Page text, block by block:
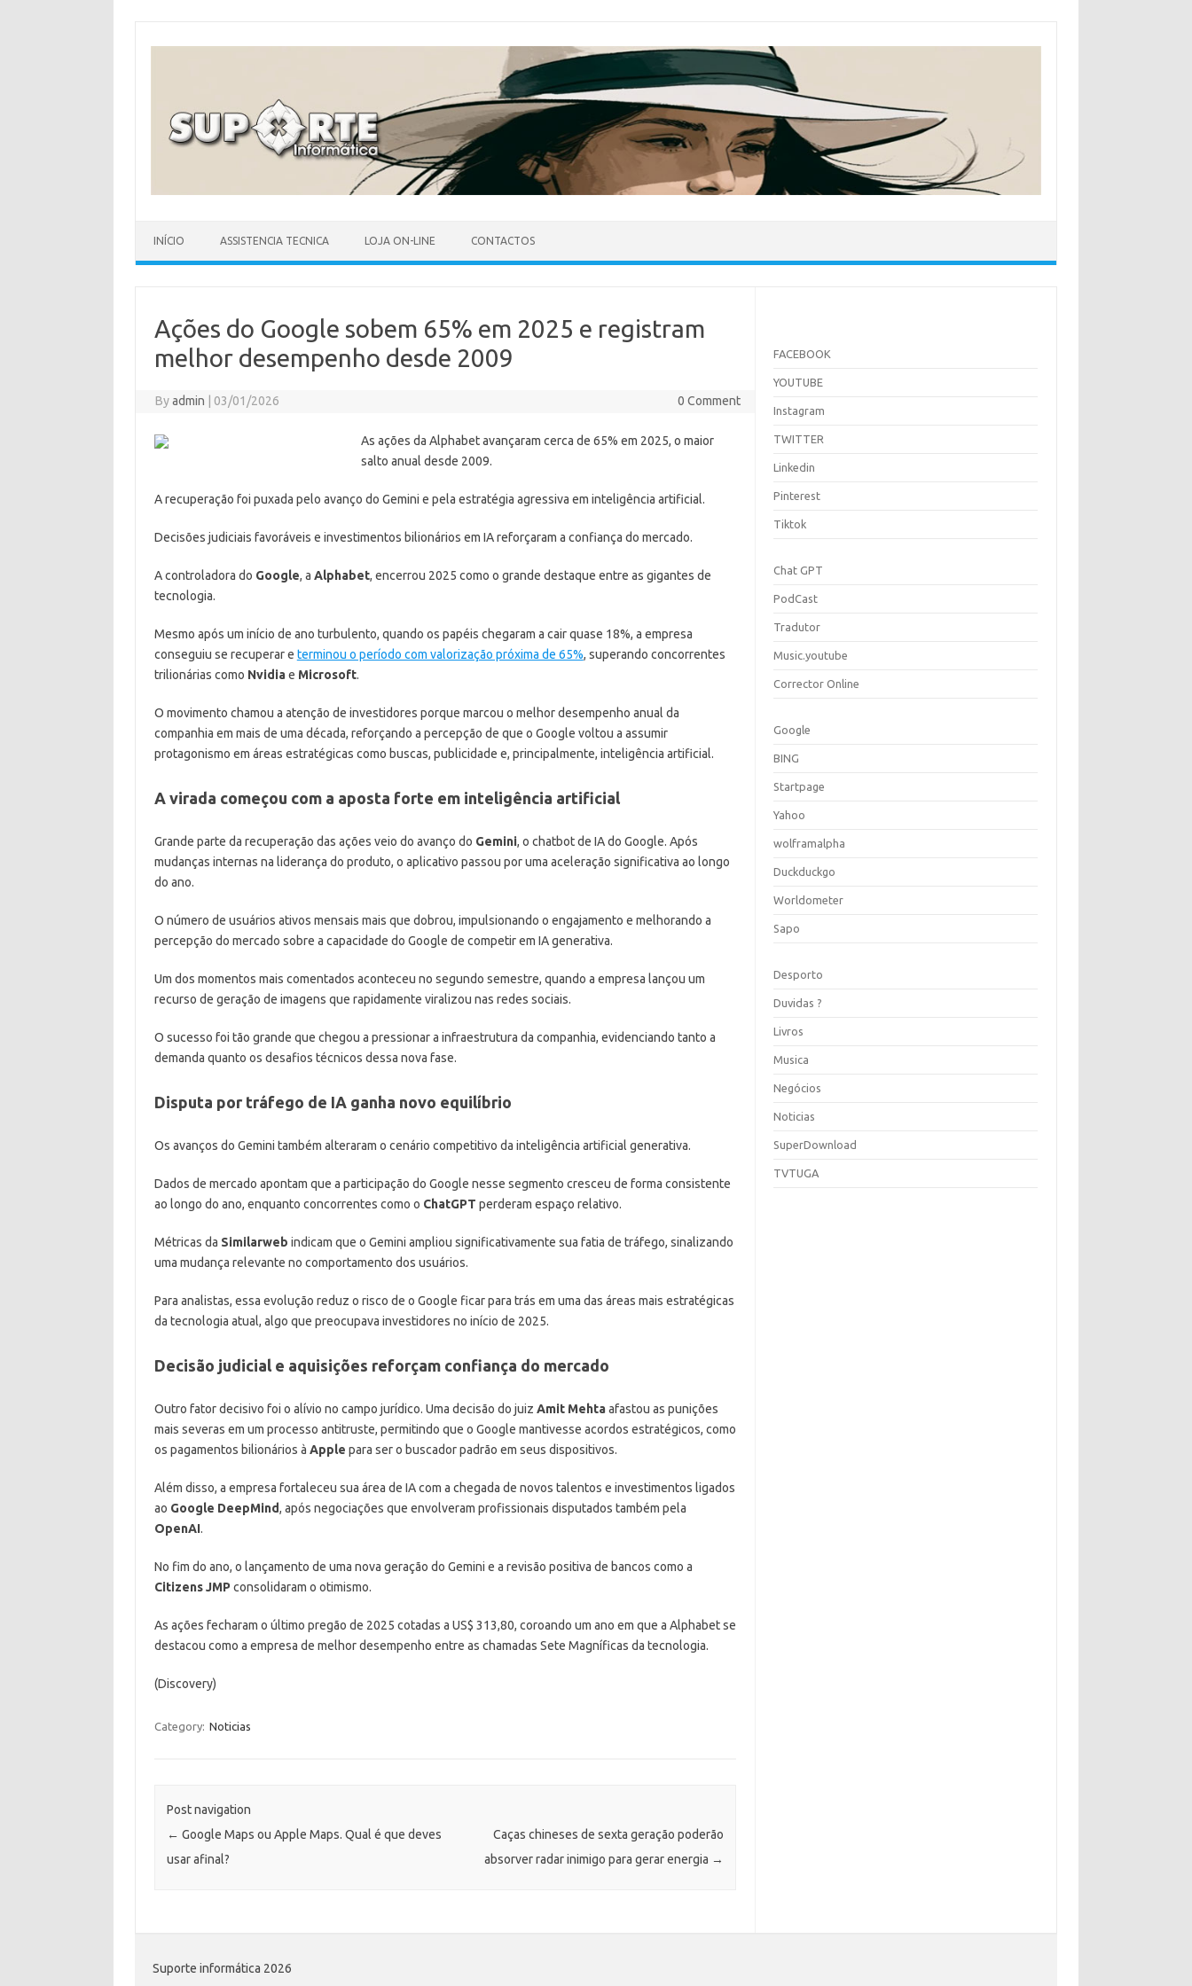
INÍCIO ASSISTENCIA TECNICA LOJA ON-LINE CONTACTOS
Ações do Google sobem 65% em 2025 e registram
melhor desempenho desde 2009
Byadmin 03/01/2026 0 Comment
As ações da Alphabet avançaram cerca de 65% em 2025, o maior
salto anual desde 2009.
A recuperação foi puxada pelo avanço do Gemini e pela estratégia agressiva em inteligência artificial.
Decisões judiciais favoráveis e investimentos bilionários em IA reforçaram a confiança do mercado.
A controladora do Google, a Alphabet, encerrou 2025 como o grande destaque entre as gigantes de
tecnologia.
Mesmo após um início de ano turbulento, quando os papéis chegaram a cair quase 18%, a empresa
conseguiu se recuperar e terminou o período com valorização próxima de 65%, superando concorrentes
trilionárias como Nvidiae Microsoft.
O movimento chamou a atenção de investidores porque marcou o melhor desempenho anual da
companhia em mais de uma década, reforçando a percepção de que o Google voltou a assumir
protagonismo em áreas estratégicas como buscas, publicidade e, principalmente, inteligência artificial.
A virada começou com a aposta forte em inteligência artificial
Grande parte da recuperação das ações veio do avanço do Gemini, o chatbot de IA do Google. Após
mudanças internas na liderança do produto, o aplicativo passou por uma aceleração significativa ao longo
do ano.
O número de usuários ativos mensais mais que dobrou, impulsionando o engajamento e melhorando a
percepção do mercado sobre a capacidade do Google de competir em IA generativa.
Um dos momentos mais comentados aconteceu no segundo semestre, quando a empresa lançou um
recurso de geração de imagens que rapidamente viralizou nas redes sociais.
O sucesso foi tão grande que chegou a pressionar a infraestrutura da companhia, evidenciando tanto a
demanda quanto os desafios técnicos dessa nova fase.
Disputa por tráfego de IA ganha novo equilíbrio
Os avanços do Gemini também alteraram o cenário competitivo da inteligência artificial generativa.
Dados de mercado apontam que a participação do Google nesse segmento cresceu de forma consistente
ao longo do ano, enquanto concorrentes como o ChatGPT perderam espaço relativo.
Métricas da Similarweb indicam que o Gemini ampliou significativamente sua fatia de tráfego, sinalizando
uma mudança relevante no comportamento dos usuários.
Para analistas, essa evolução reduz o risco de o Google ficar para trás em uma das áreas mais estratégicas
da tecnologia atual, algo que preocupava investidores no início de 2025.
Decisão judicial e aquisições reforçam confiança do mercado
Outro fator decisivo foi o alívio no campo jurídico. Uma decisão do juiz Amit Mehtaafastou as punições
mais severas em um processo antitruste, permitindo que o Google mantivesse acordos estratégicos, como
os pagamentos bilionários à Apple para ser o buscador padrão em seus dispositivos.
Além disso, a empresa fortaleceu sua área de IA com a chegada de novos talentos e investimentos ligados
ao Google DeepMind, após negociações que envolveram profissionais disputados também pela
OpenAI.
No fim do ano, o lançamento de uma nova geração do Gemini e a revisão positiva de bancos como a
Citizens JMP consolidaram o otimismo.
As ações fecharam o último pregão de 2025 cotadas a US$ 313,80, coroando um ano em que a Alphabet se
destacou como a empresa de melhor desempenho entre as chamadas Sete Magníficas da tecnologia.
(Discovery)
Category: Noticias
Post navigation
← Google Maps ou Apple Maps. Qual é que deves
usar afinal?
Caças chineses de sexta geração poderão
absorver radar inimigo para gerar energia →
FACEBOOK
YOUTUBE
Instagram
TWITTER
Linkedin
Pinterest
Tiktok
Chat GPT
PodCast
Tradutor
Music.youtube
Corrector Online
Google
BING
Startpage
Yahoo
wolframalpha
Duckduckgo
Worldometer
Sapo
Desporto
Duvidas ?
Livros
Musica
Negócios
Noticias
SuperDownload
TVTUGA
Suporte informática 2026